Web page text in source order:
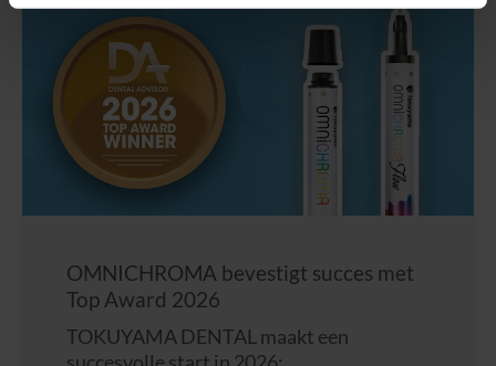
OMNICHROMA bevestigt succes met
Top Award 2026
TOKUYAMA DENTAL maakt een